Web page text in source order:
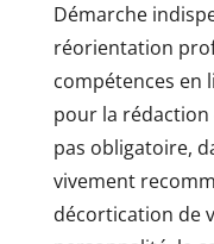
Démarche
réorientation
compétences en
pour la rédaction
pas obligatoire,
vivement
décortication de